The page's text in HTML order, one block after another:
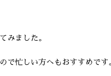
みました。
で忙しい方へもおすすめです